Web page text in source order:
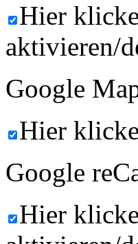
Hier
aktivieren/
Google
Hier
Google
Hier